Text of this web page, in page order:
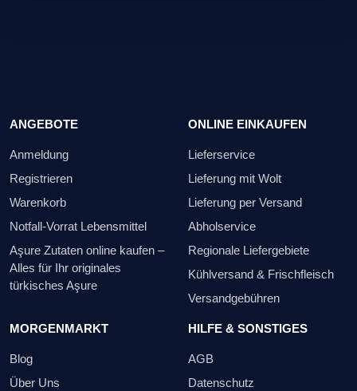
ANGEBOTE
Anmeldung
Registrieren
Warenkorb
Notfall-Vorrat Lebensmittel
Aşure Zutaten online kaufen –
Alles für Ihr originales
türkisches Aşure
ONLINE EINKAUFEN
Lieferservice
Lieferung mit Wolt
Lieferung per Versand
Abholservice
Regionale Liefergebiete
Kühlversand & Frischfleisch
Versandgebühren
MORGENMARKT
Blog
Über Uns
HILFE & SONSTIGES
AGB
Datenschutz